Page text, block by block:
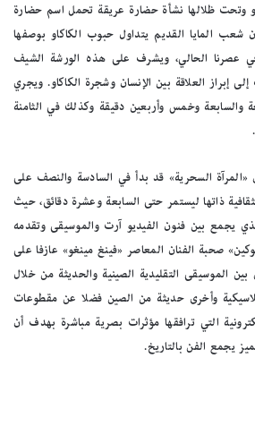
وتحت ظلالها نشأة حضارة عريقة تحمل اسم حضارة
شعب المايا القديم يتداول حبوب الكاكاو بوصفها
عصرنا الحالي، ويشرف على هذه الورشة الشيف
إبراز العلاقة بين الإنسان وشجرة الكاكاو. ويجري
والسابعة وخمس وأربعين دقيقة وكذلك في الثامنة
السحرية» قد بدأ في السادسة والنصف على
ذاتها ليستمر حتى السابعة وعشرة دقائق، حيث
يجمع بين فنون الفيديو آرت والموسيقى وتقدمه
صحبة الفنان المعاصر «فينغ مينغو» عازفا على
الموسيقى التقليدية الصينية والحديثة من خلال
وأخرى حديثة من الصين فضلا عن مقطوعات
التي ترافقها مؤثرات بصرية مباشرة بهدف أن
يجمع الفن بالتاريخ.